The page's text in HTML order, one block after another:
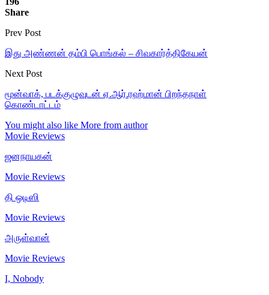
Share
Prev Post
இது அண்ணன் தம்பி பொங்கல் – சிவகார்த்திகேயன்
Next Post
மூன்வாக், படக்குழுவுடன் ஏ.ஆர்.ரஹ்மான் பிறந்தநாள்
கொண்டாட்டம்
You might also like More from author
Movie Reviews
ஜனநாயகன்
Movie Reviews
தி ஒடிஸி
Movie Reviews
அருள்வான்
Movie Reviews
I, Nobody